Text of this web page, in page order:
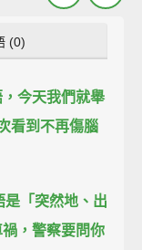
(0)
，今天我們就舉
看到不再傷腦
是「突然地、出
，警察要問你